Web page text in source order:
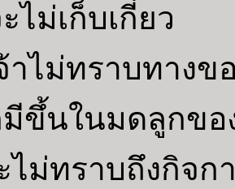
ไม่เก็บเกี่ยว
าไม่ทราบทาง
ขึ้นในมดลูกข
ไม่ทราบถึงกิจก